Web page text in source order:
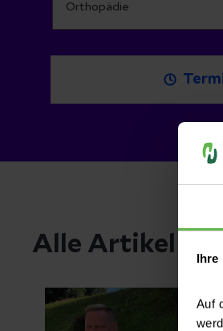
Auf
Alle Artikel